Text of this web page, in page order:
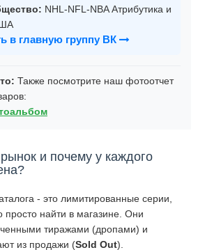
NHL-NFL-NBA Атрибутика и
в главную группу ВК
Также посмотрите наш фотоотчет
и почему у каждого
- это лимитированные серии,
просто найти в магазине. Они
тиражами (дропами) и
из продажи (Sold Out).